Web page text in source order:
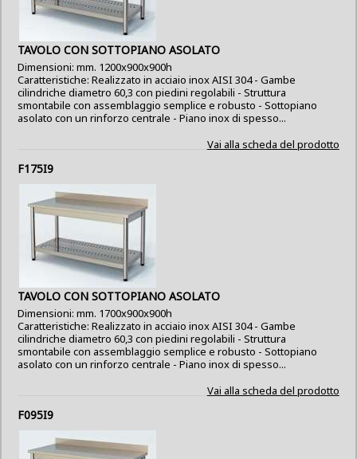
TAVOLO CON SOTTOPIANO ASOLATO
Dimensioni: mm. 1200x900x900h
Caratteristiche: Realizzato in acciaio inox AISI 304 - Gambe
cilindriche diametro 60,3 con piedini regolabili - Struttura
smontabile con assemblaggio semplice e robusto - Sottopiano
asolato con un rinforzo centrale - Piano inox di spesso...
Vai alla scheda del prodotto
F175I9
TAVOLO CON SOTTOPIANO ASOLATO
Dimensioni: mm. 1700x900x900h
Caratteristiche: Realizzato in acciaio inox AISI 304 - Gambe
cilindriche diametro 60,3 con piedini regolabili - Struttura
smontabile con assemblaggio semplice e robusto - Sottopiano
asolato con un rinforzo centrale - Piano inox di spesso...
Vai alla scheda del prodotto
F095I9